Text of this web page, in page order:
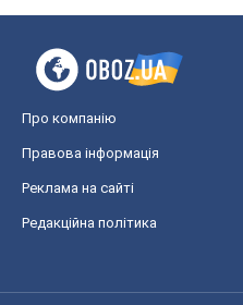
Про компанію
Правова інформація
Реклама на сайті
Редакційна політика